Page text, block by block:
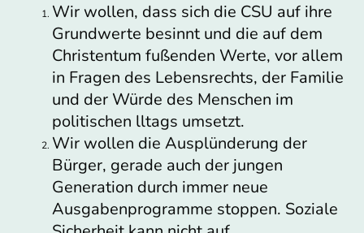
Wir wollen, dass sich die CSU auf ihre
Grundwerte besinnt und die auf dem
Christentum fußenden Werte, vor allem
in Fragen des Lebensrechts, der Familie
und der Würde des Menschen im
politischen lltags umsetzt.
Wir wollen die Ausplünderung der
Bürger, gerade auch der jungen
Generation durch immer neue
Ausgabenprogramme stoppen. Soziale